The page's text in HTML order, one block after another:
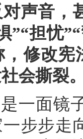
声音，
”“担忧
修改宪
会撕裂
一面镜
步步走